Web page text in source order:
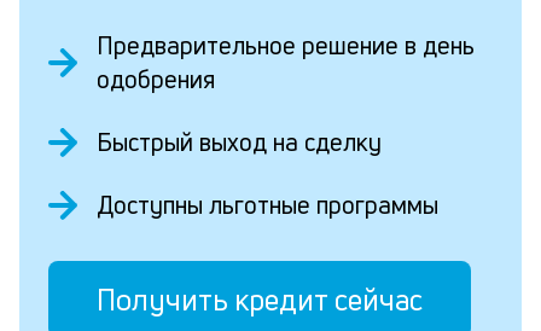
Предварительное решение в день
одобрения
Быстрый выход на сделку
Доступны льготные программы
Получить кредит сейчас